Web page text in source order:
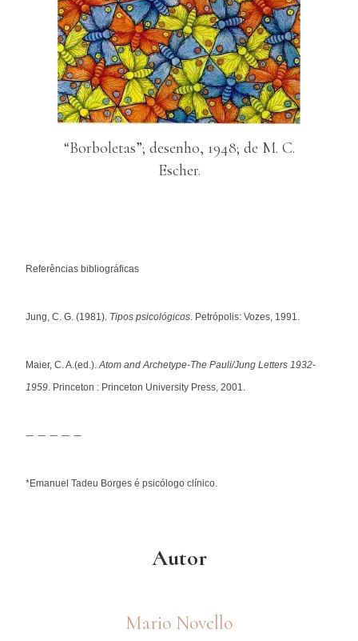
“Borboletas”; desenho, 1948; de M. C.
Escher.
Referências bibliográficas
Jung, C. G. (1981). Tipos psicológicos. Petrópolis: Vozes, 1991.
Maier, C. A.(ed.).Atom and Archetype-The Pauli/Jung Letters 1932-
1959. Princeton : Princeton University Press, 2001.
– – – – –
*Emanuel Tadeu Borges é psicólogo clínico.
Autor
Mario Novello